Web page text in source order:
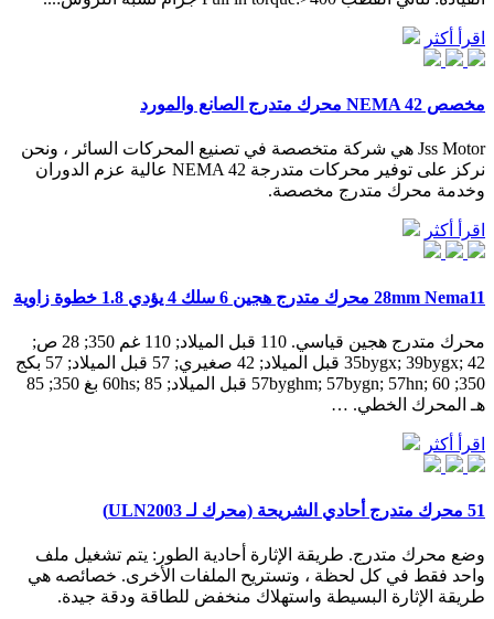
اقرأ أكثر
مخصص NEMA 42 محرك متدرج الصانع والمورد
Jss Motor هي شركة متخصصة في تصنيع المحركات السائر ، ونحن
نركز على توفير محركات متدرجة NEMA 42 عالية عزم الدوران
وخدمة محرك متدرج مخصصة.
اقرأ أكثر
28mm Nema11 محرك متدرج هجين 6 سلك 4 يؤدي 1.8 خطوة زاوية
محرك متدرج هجين قياسي. 110 قبل الميلاد; 110 غم 350; 28 ص;
35bygx; 39bygx; 42 قبل الميلاد; 42 صغيري; 57 قبل الميلاد; 57 بكج
350; 57byghm; 57bygn; 57hn; 60 قبل الميلاد; 60hs; 85 بغ 350; 85
هـ المحرك الخطي. …
اقرأ أكثر
51 محرك متدرج أحادي الشريحة (محرك لـ ULN2003)
وضع محرك متدرج. طريقة الإثارة أحادية الطور: يتم تشغيل ملف
واحد فقط في كل لحظة ، وتستريح الملفات الأخرى. خصائصه هي
طريقة الإثارة البسيطة واستهلاك منخفض للطاقة ودقة جيدة.